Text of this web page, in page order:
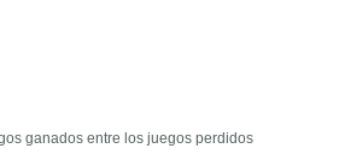
ganados entre los juegos perdidos